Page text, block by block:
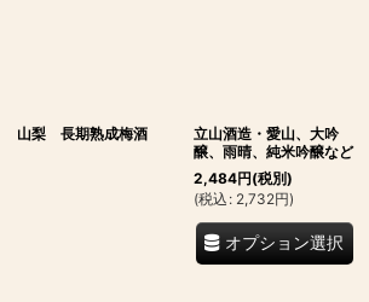
山梨 長期熟成梅酒
立山酒造・愛山、大吟
醸、雨晴、純米吟醸など
2,484円(税別)
(税込 : 2,732円)
オプション選択